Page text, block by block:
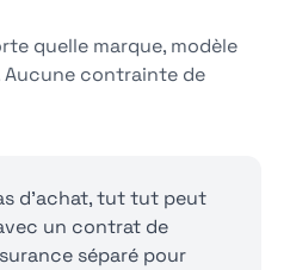
quelle marque, modèle
contrainte de
d'achat, tut tut peut
un contrat de
séparé pour